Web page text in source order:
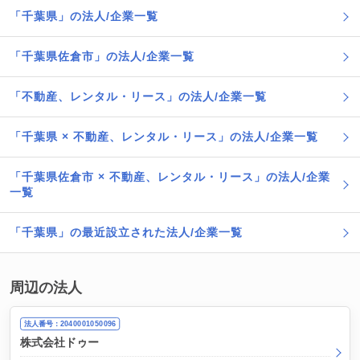
「千葉県」の法人/企業一覧
「千葉県佐倉市」の法人/企業一覧
「不動産、レンタル・リース」の法人/企業一覧
「千葉県 × 不動産、レンタル・リース」の法人/企業一覧
「千葉県佐倉市 × 不動産、レンタル・リース」の法人/企業
一覧
「千葉県」の最近設立された法人/企業一覧
周辺の法人
法人番号：2040001050096
株式会社ドゥー